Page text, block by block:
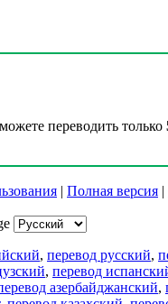
переводить только
| Полная версия |
, перевод русский,
, перевод
азербайджанский,